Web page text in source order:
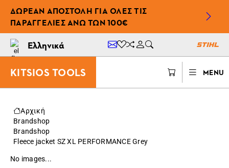
ΔΩΡΕΆΝ ΑΠΟΣΤΟΛΉ ΓΙΑ ΌΛΕΣ ΤΙΣ
ΠΑΡΑΓΓΕΛΊΕΣ ΆΝΩ ΤΩΝ 100€
Ελληνικά
KITSIOS TOOLS MENU
Αρχική
Brandshop
Brandshop
Fleece jacket SZ XL PERFORMANCE Grey
No images...